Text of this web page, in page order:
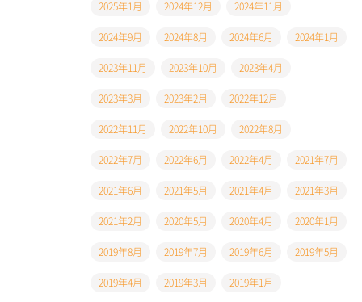
2025年1月 2024年12月 2024年11月
2024年9月 2024年8月 2024年6月 2024年1月
2023年11月 2023年10月 2023年4月
2023年3月 2023年2月 2022年12月
2022年11月 2022年10月 2022年8月
2022年7月 2022年6月 2022年4月 2021年7月
2021年6月 2021年5月 2021年4月 2021年3月
2021年2月 2020年5月 2020年4月 2020年1月
2019年8月 2019年7月 2019年6月 2019年5月
2019年4月 2019年3月 2019年1月